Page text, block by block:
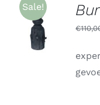
Sale!
DETAILS €